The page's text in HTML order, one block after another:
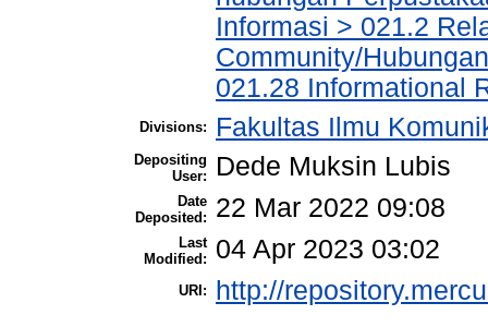
Informasi > 021.2
Community/
021.28 Informational
Divisions: Fakultas Ilmu
Depositing
User:
Dede Muksin Lubis
Date
Deposited:
22 Mar 2022 09:08
Last
Modified:
04 Apr 2023 03:02
URI: http://